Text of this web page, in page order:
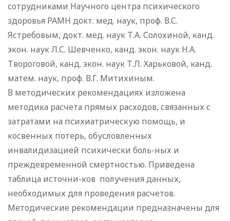
сотрудниками Научного центра психического
здоровья РАМН докт. мед. наук, проф. В.С.
Ястребовым, докт. мед. наук Т.А. Солохиной, канд.
экон. наук Л.С. Шевченко, канд. экон. наук Н.А.
Твороговой, канд. экон. наук Т.Л. Харьковой, канд.
матем. наук, проф. В.Г. Митихиным.
В методических рекомендациях изложена
методика расчета прямых расходов, связанных с
затратами на психиатрическую помощь, и
косвенных потерь, обусловленных
инвалидизацией психически боль-ных и
преждевременной смертностью. Приведена
таблица источни-ков получения данных,
необходимых для проведения расчетов.
Методические рекомендации предназначены для